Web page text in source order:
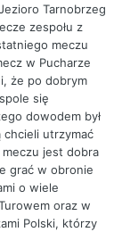
Tarnobrzeg
zespołu z
meczu
w Pucharze
że po dobrym
się
dowodem był
chcieli utrzymać
jest dobra
grać w obronie
o wiele
oraz w
Polski, którzy